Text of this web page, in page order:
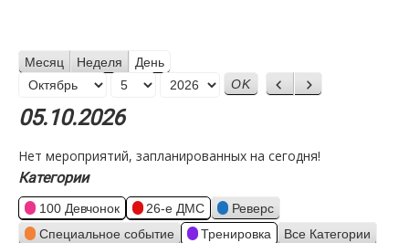
Месяц Неделя День
Месяц
День
Год
Назад
Вперед
05.10.2026
Нет мероприятий, запланированных на сегодня!
Категории
100 Девчонок 26-е ДМС
Реверс
Специальное событие
Тренировка Все Категории